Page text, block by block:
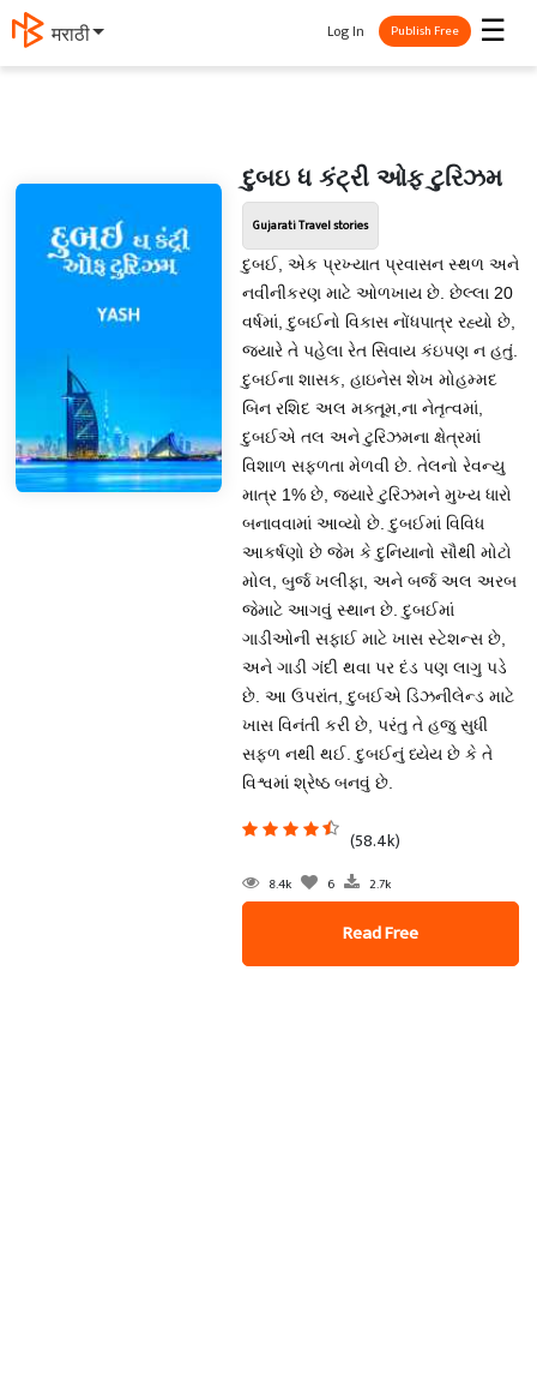
मराठी ☰
Log In Publish Free
દુબઇ ધ કંટ્રી ઓફ ટુરિઝમ
Gujarati Travel stories
દુબઈ, એક પ્રખ્યાત પ્રવાસન સ્થળ અને
નવીનીકરણ માટે ઓળખાય છે. છેલ્લા 20
વર્ષમાં, દુબઈનો વિકાસ નોંધપાત્ર રહ્યો છે,
જયારે તે પહેલા રેત સિવાય કંઇપણ ન હતું.
દુબઈના શાસક, હાઇનેસ શેખ મોહમ્મદ
બિન રશિદ અલ મક્તૂમ,ના નેતૃત્વમાં,
દુબઈએ તલ અને ટુરિઝમના ક્ષેત્રમાં
વિશાળ સફળતા મેળવી છે. તેલનો રેવન્યુ
માત્ર 1% છે, જ્યારે ટુરિઝમને મુખ્ય ધારો
બનાવવામાં આવ્યો છે. દુબઈમાં વિવિધ
આકર્ષણો છે જેમ કે દુનિયાનો સૌથી મોટો
મોલ, બુર્જ ખલીફા, અને બર્જ અલ અરબ
જેમાટે આગવું સ્થાન છે. દુબઈમાં
ગાડીઓની સફાઈ માટે ખાસ સ્ટેશન્સ છે,
અને ગાડી ગંદી થવા પર દંડ પણ લાગુ પડે
છે. આ ઉપરાંત, દુબઈએ ડિઝનીલેન્ડ માટે
ખાસ વિનંતી કરી છે, પરંતુ તે હજુ સુધી
સફળ નથી થઈ. દુબઈનું ધ્યેય છે કે તે
વિશ્વમાં શ્રેષ્ઠ બનવું છે.
(58.4k)
8.4k 6 2.7k
Read Free